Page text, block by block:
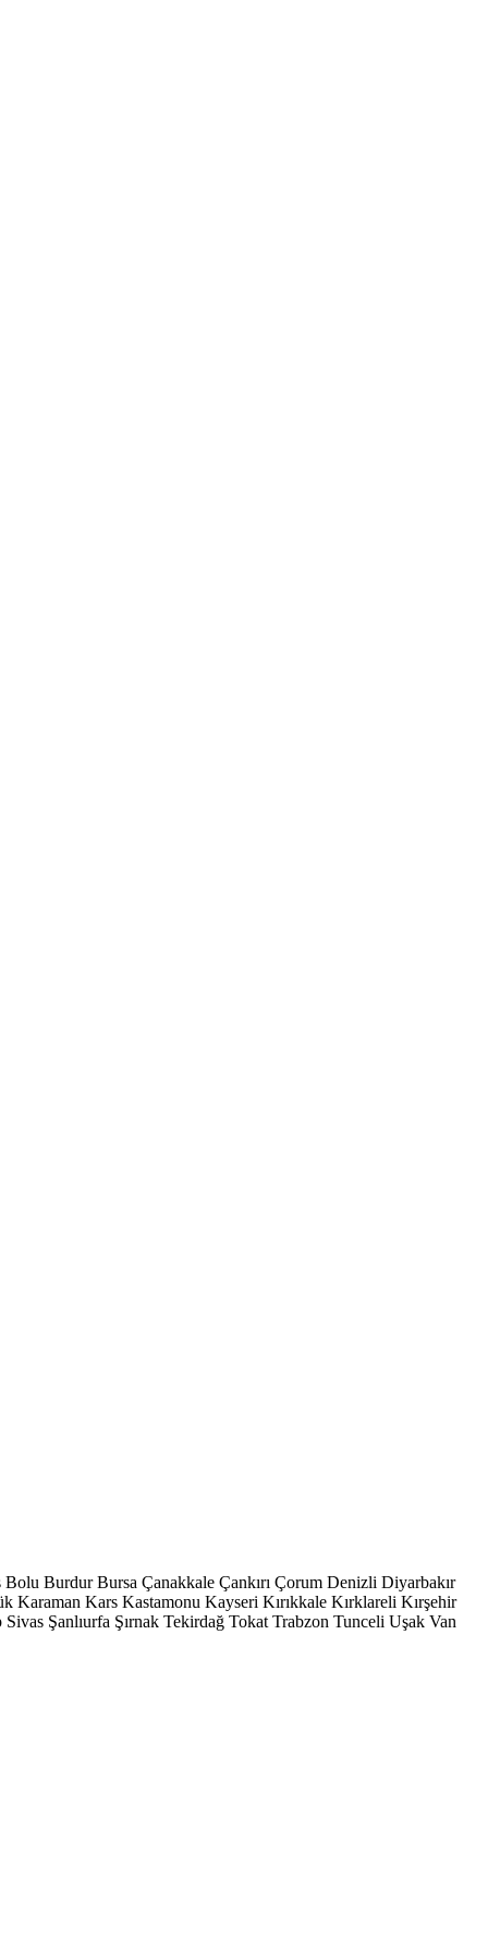
Bolu Burdur Bursa Çanakkale Çankırı Çorum Denizli Diyarbakır
Karaman Kars Kastamonu Kayseri Kırıkkale Kırklareli Kırşehir
Sivas Şanlıurfa Şırnak Tekirdağ Tokat Trabzon Tunceli Uşak Van